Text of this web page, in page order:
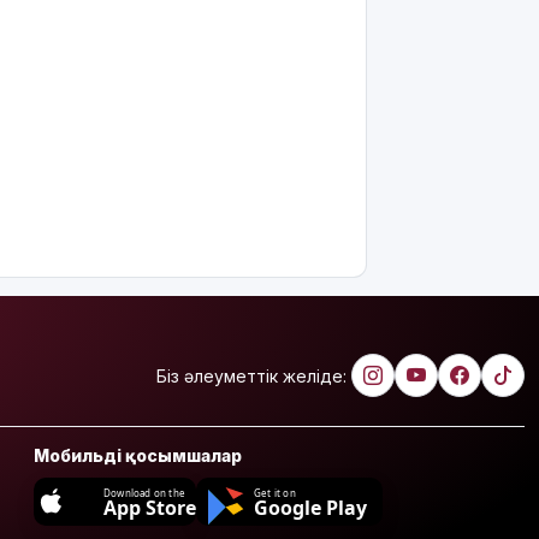
Біз әлеуметтік желіде:
Мобильді қосымшалар
Download on the
App Store
Get it on
Google Play